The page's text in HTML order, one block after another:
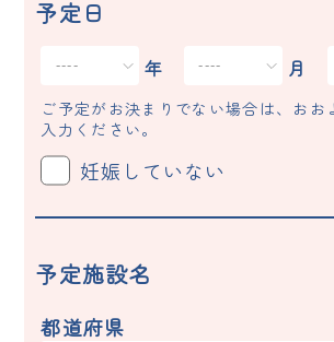
予定日
年 月
ご予定がお決まりでない場合は、おお
入力ください。
妊娠していない
予定施設名
都道府県